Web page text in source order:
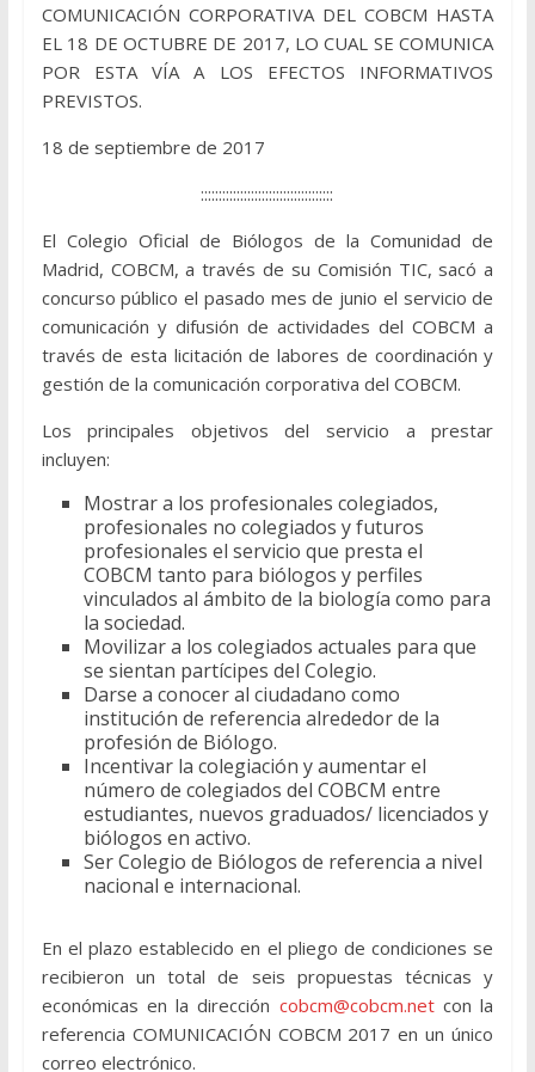
COMUNICACIÓN CORPORATIVA DEL COBCM HASTA
EL 18 DE OCTUBRE DE 2017, LO CUAL SE COMUNICA
POR ESTA VÍA A LOS EFECTOS INFORMATIVOS
PREVISTOS.
18 de septiembre de 2017
:::::::::::::::::::::::::::::::::::::
El Colegio Oficial de Biólogos de la Comunidad de
Madrid, COBCM, a través de su Comisión TIC, sacó a
concurso público el pasado mes de junio el servicio de
comunicación y difusión de actividades del COBCM a
través de esta licitación de labores de coordinación y
gestión de la comunicación corporativa del COBCM.
Los principales objetivos del servicio a prestar
incluyen:
Mostrar a los profesionales colegiados,
profesionales no colegiados y futuros
profesionales el servicio que presta el
COBCM tanto para biólogos y perfiles
vinculados al ámbito de la biología como para
la sociedad.
Movilizar a los colegiados actuales para que
se sientan partícipes del Colegio.
Darse a conocer al ciudadano como
institución de referencia alrededor de la
profesión de Biólogo.
Incentivar la colegiación y aumentar el
número de colegiados del COBCM entre
estudiantes, nuevos graduados/ licenciados y
biólogos en activo.
Ser Colegio de Biólogos de referencia a nivel
nacional e internacional.
En el plazo establecido en el pliego de condiciones se
recibieron un total de seis propuestas técnicas y
económicas en la dirección cobcm@cobcm.netcon la
referencia COMUNICACIÓN COBCM 2017 en un único
correo electrónico.